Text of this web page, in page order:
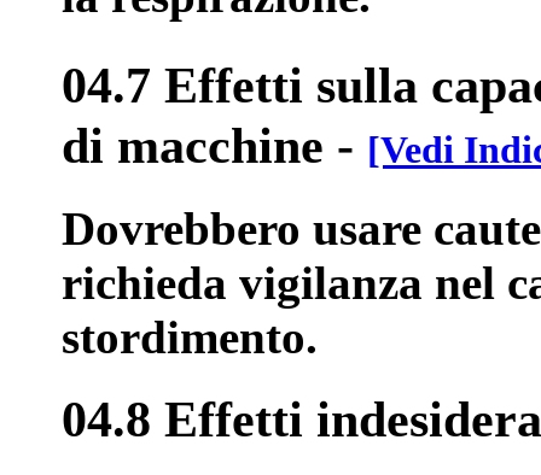
04.7 Effetti sulla
di macchine - [Vedi
Dovrebbero usare
richieda vigilanza nel
stordimento.
04.8 Effetti